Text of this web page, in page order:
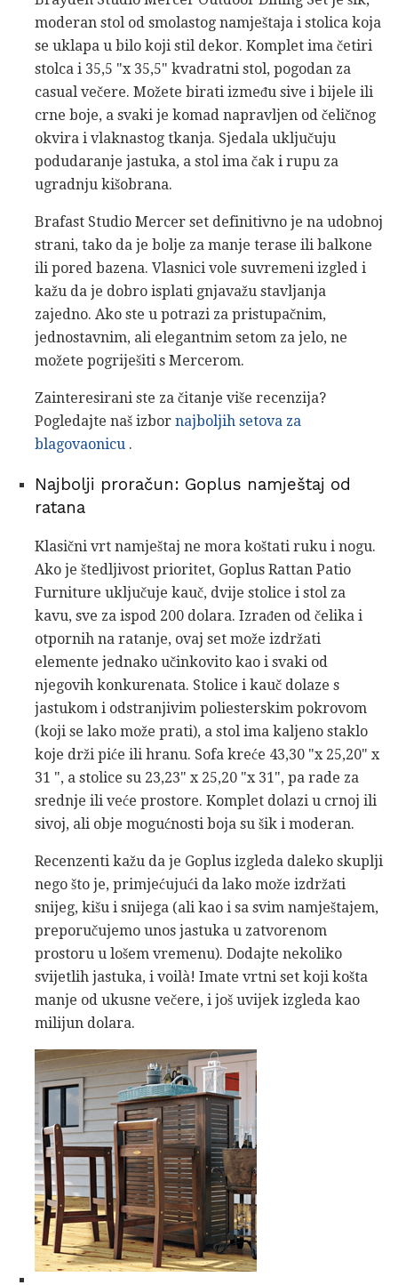
moderan stol od smolastog namještaja i stolica koja
se uklapa u bilo koji stil dekor. Komplet ima četiri
stolca i 35,5 "x 35,5" kvadratni stol, pogodan za
casual večere. Možete birati između sive i bijele ili
crne boje, a svaki je komad napravljen od čeličnog
okvira i vlaknastog tkanja. Sjedala uključuju
podudaranje jastuka, a stol ima čak i rupu za
ugradnju kišobrana.
Brafast Studio Mercer set definitivno je na udobnoj
strani, tako da je bolje za manje terase ili balkone
ili pored bazena. Vlasnici vole suvremeni izgled i
kažu da je dobro isplati gnjavažu stavljanja
zajedno. Ako ste u potrazi za pristupačnim,
jednostavnim, ali elegantnim setom za jelo, ne
možete pogriješiti s Mercerom.
Zainteresirani ste za čitanje više recenzija?
Pogledajte naš izbor najboljih setova za
blagovaonicu .
Najbolji proračun: Goplus namještaj od
ratana
Klasični vrt namještaj ne mora koštati ruku i nogu.
Ako je štedljivost prioritet, Goplus Rattan Patio
Furniture uključuje kauč, dvije stolice i stol za
kavu, sve za ispod 200 dolara. Izrađen od čelika i
otpornih na ratanje, ovaj set može izdržati
elemente jednako učinkovito kao i svaki od
njegovih konkurenata. Stolice i kauč dolaze s
jastukom i odstranjivim poliesterskim pokrovom
(koji se lako može prati), a stol ima kaljeno staklo
koje drži piće ili hranu. Sofa kreće 43,30 "x 25,20" x
31 ", a stolice su 23,23" x 25,20 "x 31", pa rade za
srednje ili veće prostore. Komplet dolazi u crnoj ili
sivoj, ali obje mogućnosti boja su šik i moderan.
Recenzenti kažu da je Goplus izgleda daleko skuplji
nego što je, primjećujući da lako može izdržati
snijeg, kišu i snijega (ali kao i sa svim namještajem,
preporučujemo unos jastuka u zatvorenom
prostoru u lošem vremenu). Dodajte nekoliko
svijetlih jastuka, i voilà! Imate vrtni set koji košta
manje od ukusne večere, i još uvijek izgleda kao
milijun dolara.